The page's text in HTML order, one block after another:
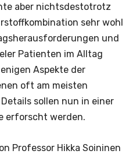
aber nichtsdestotrotz
sehr wohl
und
Patienten im Alltag
Aspekte der
oft am meisten
sollen nun in einer
erforscht werden.
Professor Hikka Soininen